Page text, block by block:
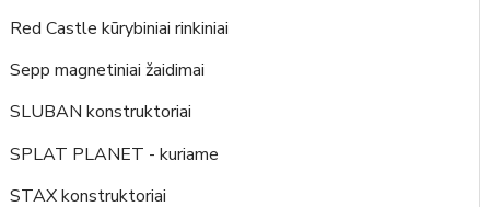
Red Castle kūrybiniai rinkiniai
Sepp magnetiniai žaidimai
SLUBAN konstruktoriai
SPLAT PLANET - kuriame
STAX konstruktoriai